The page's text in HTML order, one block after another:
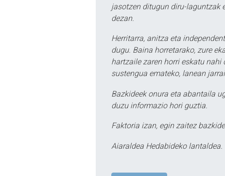
jasotzen ditugun diru-laguntzak
dezan.
Herritarra, anitza eta
dugu. Baina horretarako, zure
hartzaile zaren horri eskatu nahi
sustengua emateko, lanean
Bazkideek onura eta abantaila
duzu informazio hori guztia.
Faktoria izan, egin zaitez
Aiaraldea Hedabideko lantaldea.